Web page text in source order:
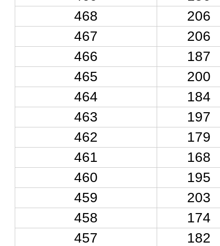
468
206
467
206
466
187
465
200
464
184
463
197
462
179
461
168
460
195
459
203
458
174
457
182